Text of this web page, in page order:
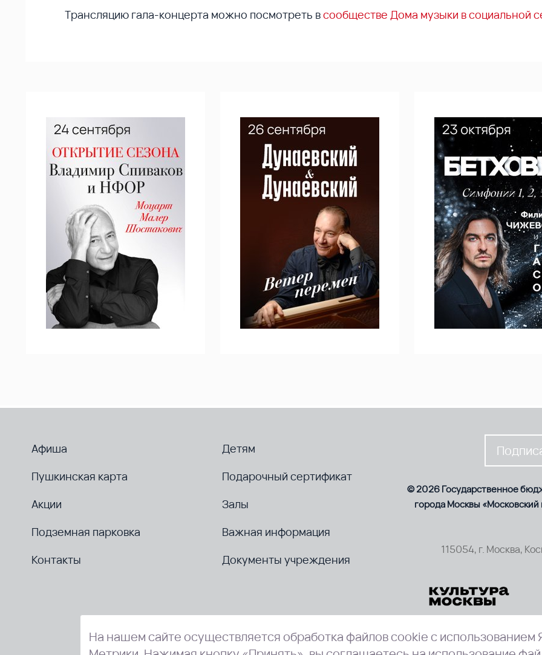
Трансляцию гала-концерта можно посмотреть всообществе Дома музыки в социальной
Афиша
Детям
Пушкинская карта
Подарочный сертификат
Акции
Залы
Подземная парковка
Важная информация
Контакты
Документы учреждения
© 2026 Государственное
города Москвы
115054, г. Москва,
На нашем сайте осуществляется обработка файлов cookie с использованием